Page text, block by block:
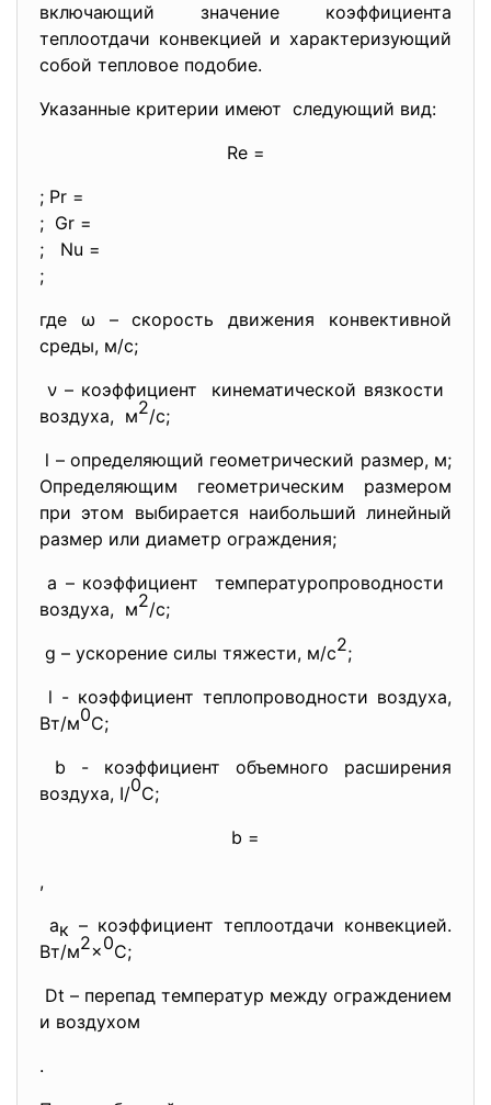
включающий значение коэффициента
теплоотдачи конвекцией и характеризующий
собой тепловое подобие.
Указанные критерии имеют следующий вид:
Re =
; Pr =
; Gr =
; Nu =
;
где ω – скорость движения конвективной
среды, м/с;
ν – коэффициент кинематической вязкости
воздуха, м2/с;
l – определяющий геометрический размер, м;
Определяющим геометрическим размером
при этом выбирается наибольший линейный
размер или диаметр ограждения;
а – коэффициент температуропроводности
воздуха, м2/с;
g – ускорение силы тяжести, м/с2;
l - коэффициент теплопроводности воздуха,
Вт/м0С;
b - коэффициент объемного расширения
воздуха, I/0С;
b =
,
aк – коэффициент теплоотдачи конвекцией.
Вт/м2×0С;
Dt – перепад температур между ограждением
и воздухом
.